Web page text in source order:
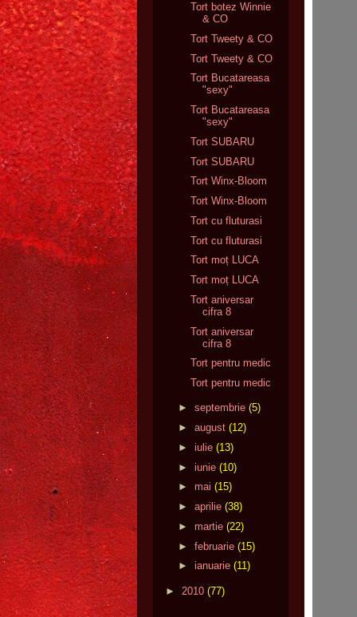
Tort botez Winnie
& CO
Tort Tweety & CO
Tort Tweety & CO
Tort Bucatareasa
"sexy"
Tort Bucatareasa
"sexy"
Tort SUBARU
Tort SUBARU
Tort Winx-Bloom
Tort Winx-Bloom
Tort cu fluturasi
Tort cu fluturasi
Tort moț LUCA
Tort moț LUCA
Tort aniversar
cifra 8
Tort aniversar
cifra 8
Tort pentru medic
Tort pentru medic
► septembrie (5)
► august (12)
► iulie (13)
► iunie (10)
► mai (15)
► aprilie (38)
► martie (22)
► februarie (15)
► ianuarie (11)
► 2010 (77)